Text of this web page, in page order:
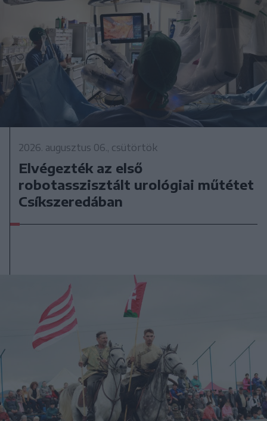
2026. augusztus 06., csütörtök
Elvégezték az első
robotasszisztált urológiai műtétet
Csíkszeredában